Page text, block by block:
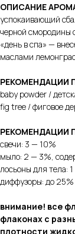
ОПИСАНИЕ
успокаивающий
черной смородины
«день в спа» —
маслами
РЕКОМЕНДАЦИИ
baby powder /
fig tree / фиговое
РЕКОМЕНДАЦИИ
свечи: 3 — 10%
мыло: 2 — 3%,
лосьоны для тела:
диффузоры: до
внимание! все
флаконах с
плотности